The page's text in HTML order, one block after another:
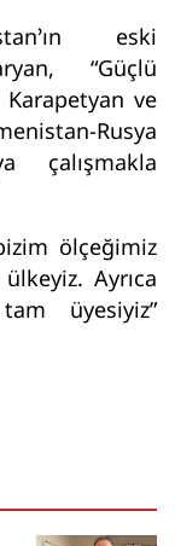
eski
“Güçlü
ve
Rusya
çalışmakla
ölçeğimiz
Ayrıca
üyesiyiz”